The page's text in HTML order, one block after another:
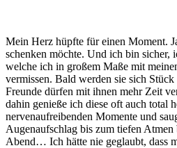
Mein Herz hüpfte für einen Moment.
schenken möchte. Und ich bin sicher,
welche ich in großem Maße mit
vermissen. Bald werden sie sich
Freunde dürfen mit ihnen mehr Zeit
dahin genieße ich diese oft auch total
nervenaufreibenden Momente und
Augenaufschlag bis zum tiefen
Abend… Ich hätte nie geglaubt, dass